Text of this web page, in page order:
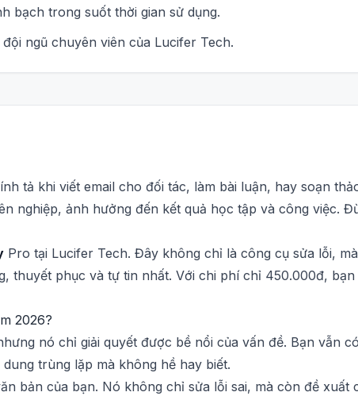
bạch trong suốt thời gian sử dụng.
ngũ chuyên viên của Lucifer Tech.
tả khi viết email cho đối tác, làm bài luận, hay soạn
nghiệp, ảnh hưởng đến kết quả học tập và công việc.
Pro tại Lucifer Tech. Đây không chỉ là công cụ sửa lỗi,
thuyết phục và tự tin nhất. Với chi phí chỉ 450.000đ,
2026?
nó chỉ giải quyết được bề nổi của vấn đề. Bạn vẫn
trùng lặp mà không hề hay biết.
bản của bạn. Nó không chỉ sửa lỗi sai, mà còn đề xuất